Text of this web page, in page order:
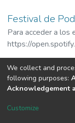
Festival de
Para acceder a los
https://
We collect and
following purposes:
Acknowledgement
Customize